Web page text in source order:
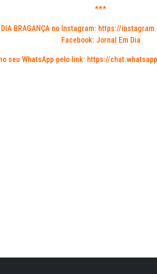
***
BRAGANÇA no Instagram: https://
Facebook: Jornal Em Dia
seu WhatsApp pelo link: https://